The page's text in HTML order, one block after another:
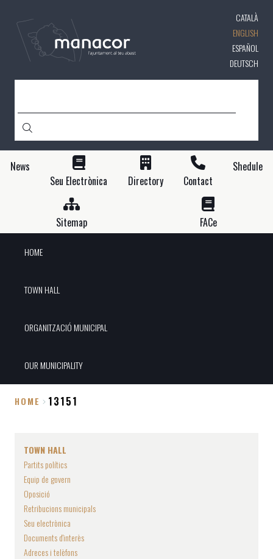
content
CATALÀ
ENGLISH
ESPAÑOL
DEUTSCH
News
Seu Electrònica
Directory Contact
Shedule
Sitemap FACe
HOME
TOWN HALL
ORGANITZACIÓ MUNICIPAL
OUR MUNICIPALITY
HOME 13151
TOWN HALL
Partits polítics
Equip de govern
Oposició
Retribucions municipals
Seu electrònica
Documents d'interès
Adreces i telèfons